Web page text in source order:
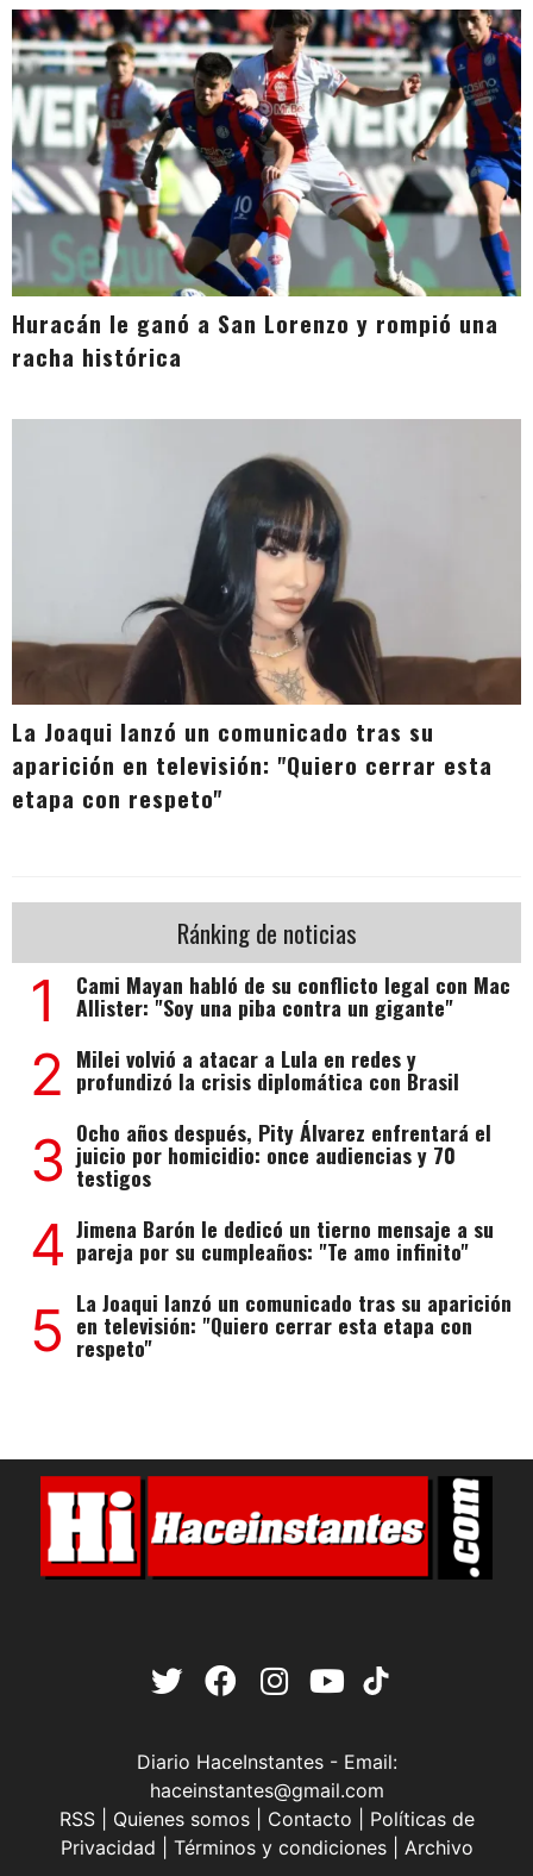
Huracán le ganó a San Lorenzo y rompió una
racha histórica
La Joaqui lanzó un comunicado tras su
aparición en televisión: "Quiero cerrar esta
etapa con respeto"
Ránking de noticias
1 Cami Mayan habló de su conflicto legal con Mac
Allister: "Soy una piba contra un gigante"
2 Milei volvió a atacar a Lula en redes y
profundizó la crisis diplomática con Brasil
3 Ocho años después, Pity Álvarez enfrentará el
juicio por homicidio: once audiencias y 70
testigos
4 Jimena Barón le dedicó un tierno mensaje a su
pareja por su cumpleaños: "Te amo infinito"
5 La Joaqui lanzó un comunicado tras su aparición
en televisión: "Quiero cerrar esta etapa con
respeto"
Diario HaceInstantes - Email:
haceinstantes@gmail.com
RSS| Quienes somos| Contacto
Políticas de
Privacidad
Términos y condiciones| Archivo